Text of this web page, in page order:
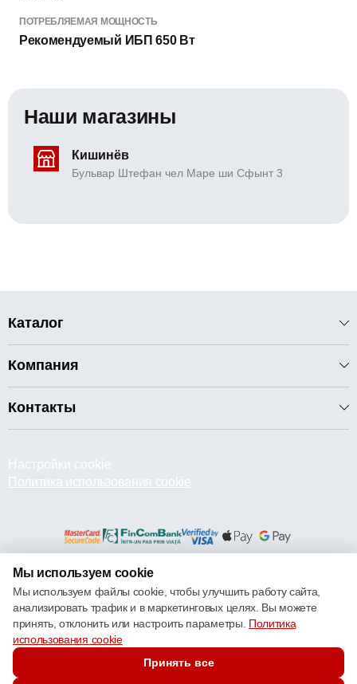
ПОТРЕБЛЯЕМАЯ МОЩНОСТЬ
Рекомендуемый ИБП 650 Вт
Наши магазины
Кишинёв
Бульвар Штефан чел Маре ши Сфынт 3
Каталог
Компания
Контакты
Настройки cookie
Политика использования cookie
© 2013 – 2026 ECOM
Мы используем cookie
Мы используем файлы cookie, чтобы улучшить работу сайта,
анализировать трафик и в маркетинговых целях. Вы можете
принять, отклонить или настроить параметры. Политика
использования cookie
Принять все